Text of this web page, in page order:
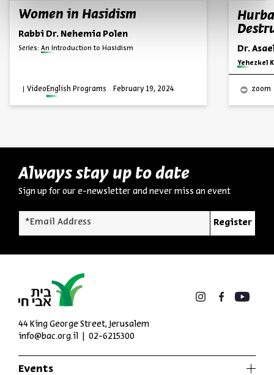
Women in Hasidism
Rabbi Dr. Nehemia Polen
Series: An Introduction to Hasidism
English Programs
Video February 19, 2024
Dr.
Series:
Yehezkel
zoom
Always stay up to date
Sign up for our e-newsletter and never miss an event
*Email Address Register
Events
44 King George Street, Jerusalem
info@bac.org.il
02-6215300